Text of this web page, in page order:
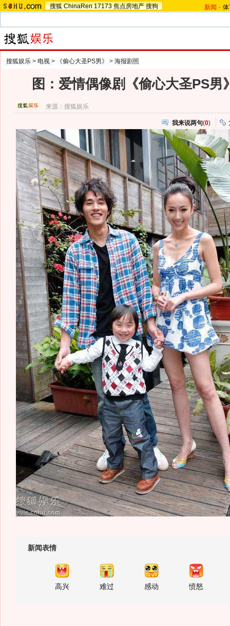
搜狐 ChinaRen 17173 焦点房地产 搜狗 新闻 -
搜狐娱乐 > 电视 > 《偷心大圣PS男》 > 海报剧照
图：爱情偶像剧《偷心大圣PS男
来源：搜狐娱乐
我来说两句(0)
新闻表情
高兴 难过 感动 愤怒